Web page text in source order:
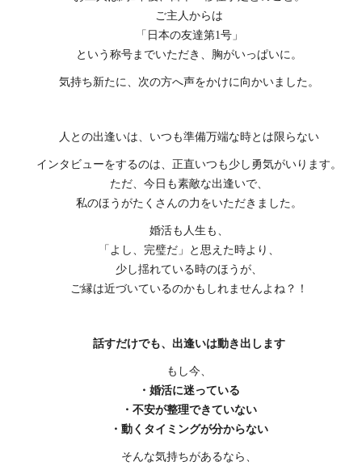
ご主人からは
「日本の友達第1号」
という称号までいただき、胸がいっぱいに。
気持ち新たに、次の方へ声をかけに向かいました。
人との出逢いは、いつも準備万端な時とは限らない
インタビューをするのは、正直いつも少し勇気がいります。
ただ、今日も素敵な出逢いで、
私のほうがたくさんの力をいただきました。
婚活も人生も、
「よし、完璧だ」と思えた時より、
少し揺れている時のほうが、
ご縁は近づいているのかもしれませんよね？！
話すだけでも、出逢いは動き出します
もし今、
・婚活に迷っている
・不安が整理できていない
・動くタイミングが分からない
そんな気持ちがあるなら、